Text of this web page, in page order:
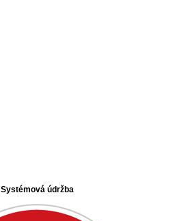
Systémová údržba